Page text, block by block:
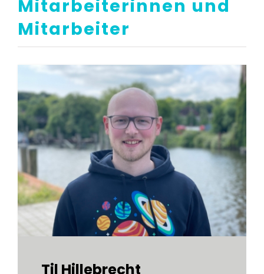
Mitarbeiterinnen und
Mitarbeiter
Til Hillebrecht